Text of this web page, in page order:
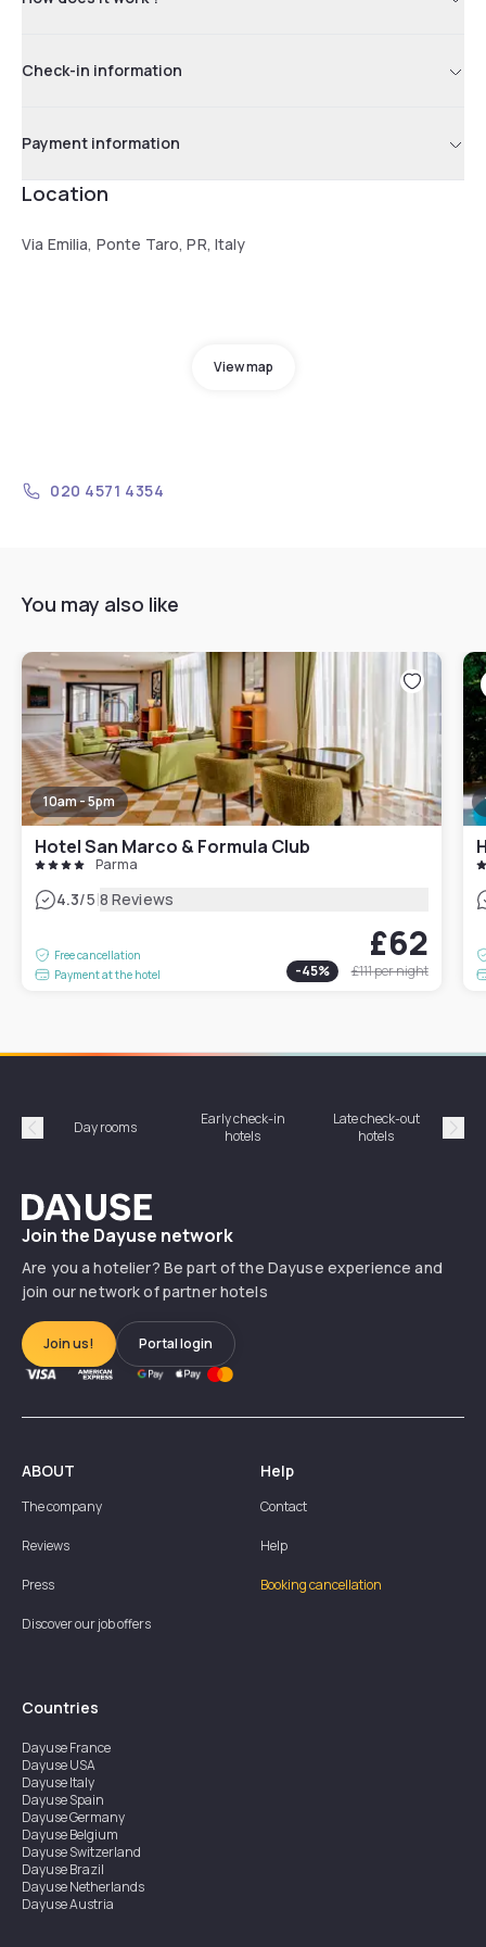
Check-in information
Payment information
Location
Via Emilia, Ponte Taro, PR, Italy
View map
020 4571 4354
You may also like
10am - 5pm
Hotel San Marco & Formula Club
Parma
4.3/5|8 Reviews
Free cancellation
Payment at the hotel
£62
-45% £111per night
Précédent
Day rooms
Early check-in
hotels
Late check-out
hotels
Dayuse
Join the Dayuse network
Are you a hotelier? Be part of the Dayuse experience and
join our network of partner hotels
Join us! Portal login
ABOUT
The company
Reviews
Press
Discover our job offers
Help
Contact
Help
Booking cancellation
Countries
DayuseFrance
DayuseUSA
DayuseItaly
DayuseSpain
DayuseGermany
DayuseBelgium
DayuseSwitzerland
DayuseBrazil
DayuseNetherlands
DayuseAustria